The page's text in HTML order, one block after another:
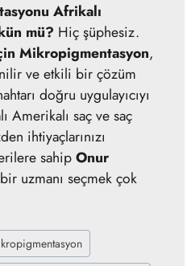
Afrikalı
mü? Hiç şüphesiz.
Mikropigmentasyon,
ve etkili bir çözüm
doğru uygulayıcıyı
Amerikalı saç ve saç
ihtiyaçlarınızı
sahipOnur
uzmanı seçmek çok